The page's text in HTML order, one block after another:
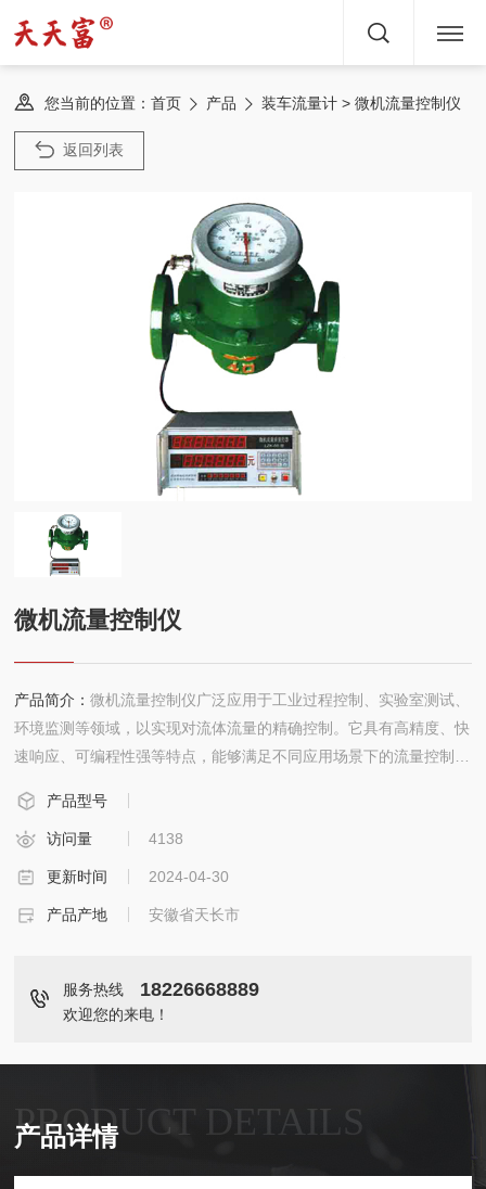
首页
产品
文章
服务
新闻
方案
案例
您当前的位置：首页 产品 装车流量计 > 微机流量控制仪
返回列表
微机流量控制仪
产品简介：微机流量控制仪广泛应用于工业过程控制、实验室测试、
环境监测等领域，以实现对流体流量的精确控制。它具有高精度、快
速响应、可编程性强等特点，能够满足不同应用场景下的流量控制需
产品型号
访问量 4138
更新时间 2024-04-30
产品产地 安徽省天长市
服务热线 18226668889
欢迎您的来电！
PRODUCT DETAILS
产品详情